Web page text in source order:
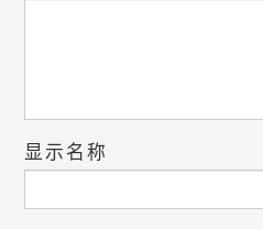
显示名称